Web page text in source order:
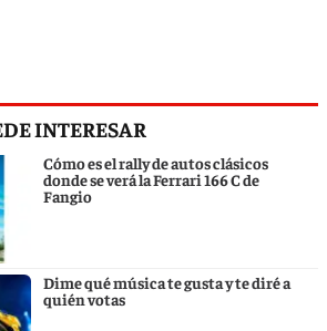
INTERESAR
Cómo es el rally de autos clásicos
donde se verá la Ferrari 166 C de
Fangio
Dime qué música te gusta y te diré a
quién votas